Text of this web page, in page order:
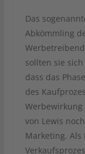
Das
Abkömmling
sollten sie
dass das
des
von Lewis
Marketing.